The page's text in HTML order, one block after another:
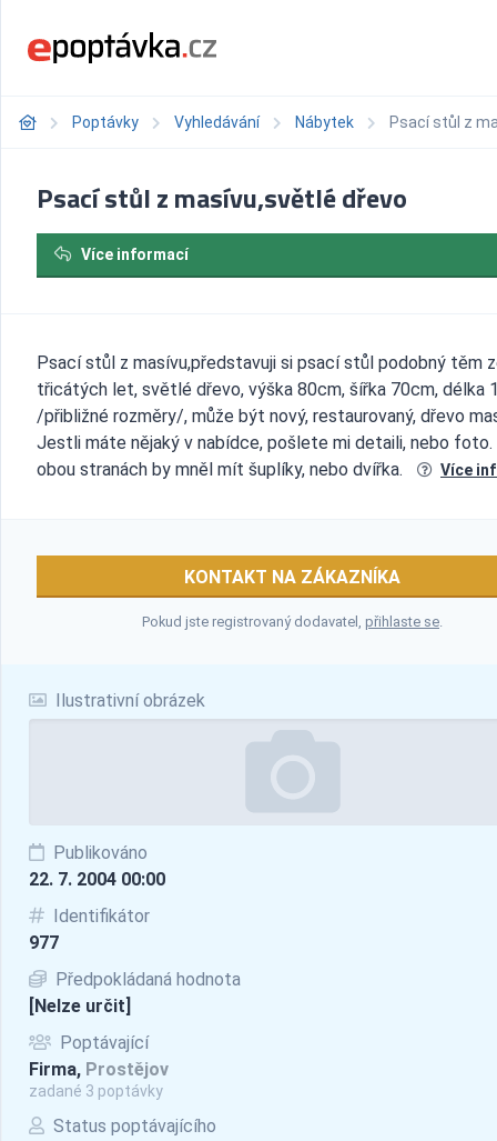
Poptávky Vyhledávání Nábytek Psací stůl z
Ilustrativní obrázek
Publikováno
22. 7. 2004 00:00
Identifikátor
977
Předpokládaná hodnota
[Nelze určit]
Poptávající
Firma, Prostějov
zadané 3 poptávky
Status poptávajícího
Psací stůl z masívu,světlé dřevo
Více informací
Psací stůl z masívu,představuji si psací stůl podobný těm
třicátých let, světlé dřevo, výška 80cm, šířka 70cm, délka
/přibližné rozměry/, může být nový, restaurovaný, dřevo
Jestli máte nějaký v nabídce, pošlete mi detaili, nebo foto.
obou stranách by mněl mít šuplíky, nebo dvířka.
Více
KONTAKT NA ZÁKAZNÍKA
Pokud jste registrovaný dodavatel, přihlaste se.